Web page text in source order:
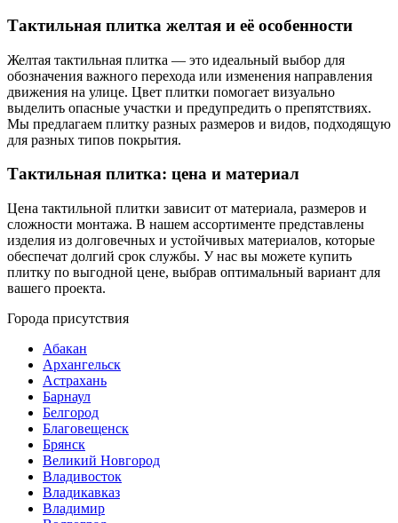
Тактильная плитка желтая и её особенности
Желтая тактильная плитка — это идеальный выбор для
обозначения важного перехода или изменения направления
движения на улице. Цвет плитки помогает визуально
выделить опасные участки и предупредить о препятствиях.
Мы предлагаем плитку разных размеров и видов, подходящую
для разных типов покрытия.
Тактильная плитка: цена и материал
Цена тактильной плитки зависит от материала, размеров и
сложности монтажа. В нашем ассортименте представлены
изделия из долговечных и устойчивых материалов, которые
обеспечат долгий срок службы. У нас вы можете купить
плитку по выгодной цене, выбрав оптимальный вариант для
вашего проекта.
Города присутствия
Абакан
Архангельск
Астрахань
Барнаул
Белгород
Благовещенск
Брянск
Великий Новгород
Владивосток
Владикавказ
Владимир